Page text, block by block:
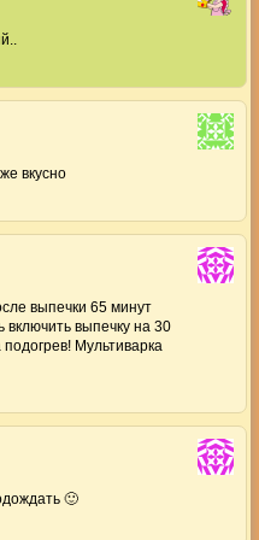
вкусно
выпечки 65 минут
включить выпечку на 30
Мультиварка
🙂